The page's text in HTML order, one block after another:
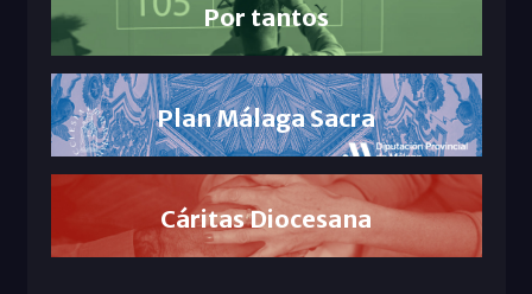
Por tantos
Plan Málaga Sacra
Cáritas Diocesana